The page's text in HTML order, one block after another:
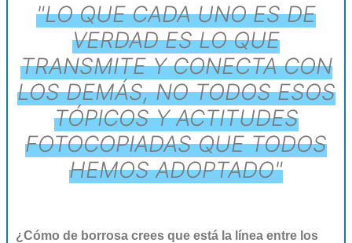
"LO QUE CADA UNO ES DE
VERDAD ES LO QUE
TRANSMITE Y CONECTA CON
LOS DEMÁS, NO TODOS ESOS
TÓPICOS Y ACTITUDES
FOTOCOPIADAS QUE TODOS
HEMOS ADOPTADO"
¿Cómo de borrosa crees que está la línea entre los